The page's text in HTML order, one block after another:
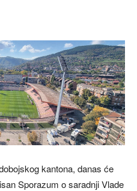
kantona, danas će
Sporazum o saradnji Vlade